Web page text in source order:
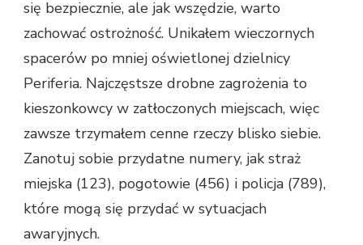
się bezpiecznie, ale jak wszędzie, warto
zachować ostrożność. Unikałem wieczornych
spacerów po mniej oświetlonej dzielnicy
Periferia. Najczęstsze drobne zagrożenia to
kieszonkowcy w zatłoczonych miejscach, więc
zawsze trzymałem cenne rzeczy blisko siebie.
Zanotuj sobie przydatne numery, jak straż
miejska (123), pogotowie (456) i policja (789),
które mogą się przydać w sytuacjach
awaryjnych.